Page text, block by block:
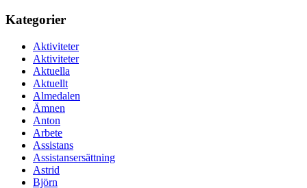
Kategorier
Aktiviteter
Aktiviteter
Aktuella
Aktuellt
Almedalen
Ämnen
Anton
Arbete
Assistans
Assistansersättning
Astrid
Björn